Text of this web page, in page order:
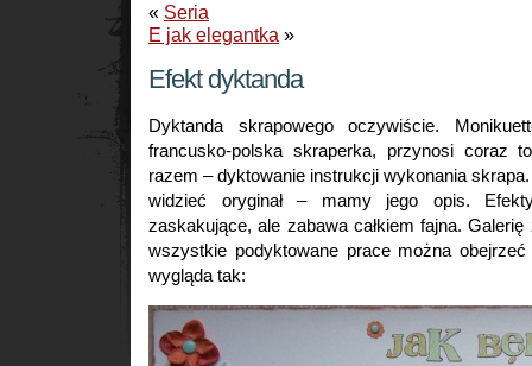
« Seria
E jak elegantka »
Efekt dyktanda
Dyktanda skrapowego oczywiście.
francusko-polska skraperka, przynosi coraz
razem – dyktowanie instrukcji wykonania
widzieć oryginał – mamy jego opis.
zaskakujące, ale zabawa całkiem fajna. Galerię
wszystkie podyktowane prace można
wygląda tak: